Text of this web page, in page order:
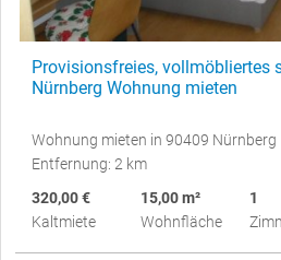
Provisionsfreies, vollmöbliertes
Nürnberg Wohnung mieten
Wohnung mieten in 90409 Nürnberg
Entfernung: 2 km
320,00 €
Kaltmiete
15,00 m²
Wohnfläche
1